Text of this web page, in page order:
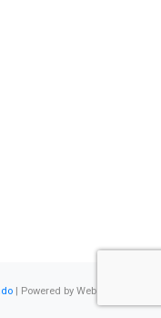
| Powered by WebSystems